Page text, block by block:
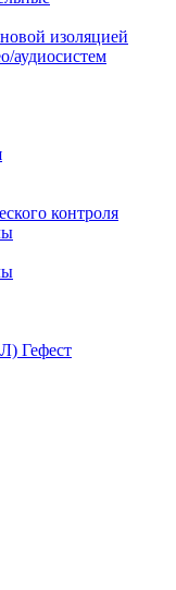
изоляцией
аудиосистем
контроля
Гефест